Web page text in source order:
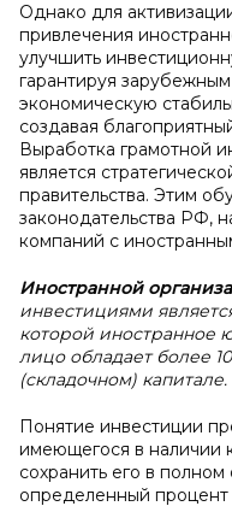
Однако для
привлечения
улучшить
гарантируя
экономическую
создавая
Выработка грамотной
является
правительства. Этим
законодательства РФ,
компаний с
Иностранной
инвестициями
которой иностранное
лицо обладает более
(складочном) капитале.
Понятие инвестиции
имеющегося в наличии
сохранить его в
определенный